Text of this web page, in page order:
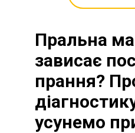
Пральна
зависає
прання?
усунемо